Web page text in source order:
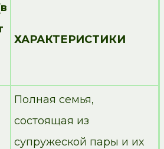
ХАРАКТЕРИСТИКИ
Полная семья,
состоящая из
супружеской пары и их